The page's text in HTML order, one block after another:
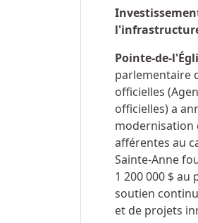
Pointe-de-
parlementaire
officielles
officielles) a
modernisation
afférentes au
Sainte-Anne
1 200 000 $
soutien
et de projets